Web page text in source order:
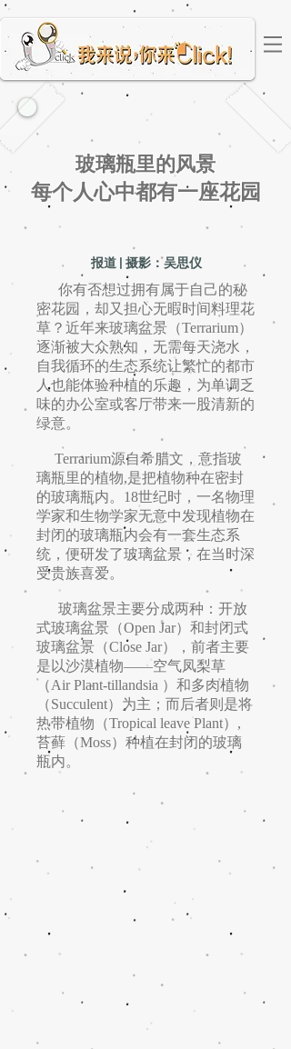
玻璃瓶里的风景
每个人心中都有一座花园
报道 | 摄影：吴思仪
你有否想过拥有属于自己的秘
密花园，却又担心无暇时间料理花
草？近年来玻璃盆景（Terrarium）
逐渐被大众熟知，无需每天浇水，
自我循环的生态系统让繁忙的都市
人也能体验种植的乐趣，为单调乏
味的办公室或客厅带来一股清新的
绿意。
Terrarium源自希腊文，意指玻
璃瓶里的植物,是把植物种在密封
的玻璃瓶内。18世纪时，一名物理
学家和生物学家无意中发现植物在
封闭的玻璃瓶内会有一套生态系
统，便研发了玻璃盆景，在当时深
受贵族喜爱。
玻璃盆景主要分成两种：开放
式玻璃盆景（Open Jar）和封闭式
玻璃盆景（Close Jar），前者主要
是以沙漠植物——空气凤梨草
（Air Plant-tillandsia ）和多肉植物
（Succulent）为主；而后者则是将
热带植物（Tropical leave Plant）,
苔藓（Moss）种植在封闭的玻璃
瓶内。